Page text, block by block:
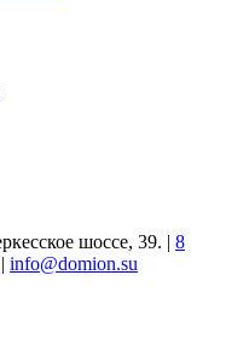
шоссе, 39. | 8
| info@domion.su